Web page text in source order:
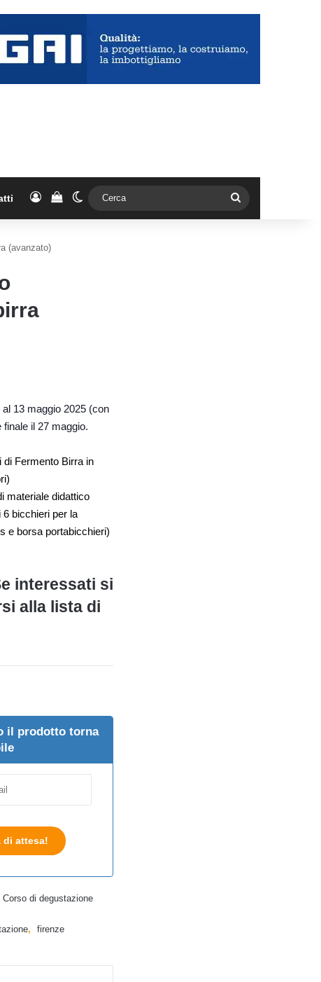
AccediVedi il carrello
Cambia aspetto
(avanzato)
13 maggio 2025 (con
il 27 maggio.
Fermento Birra in
materiale didattico
6 bicchieri per la
e borsa portabicchieri)
interessati si
alla lista di
il prodotto torna
di attesa!
Corso di degustazione
, firenze